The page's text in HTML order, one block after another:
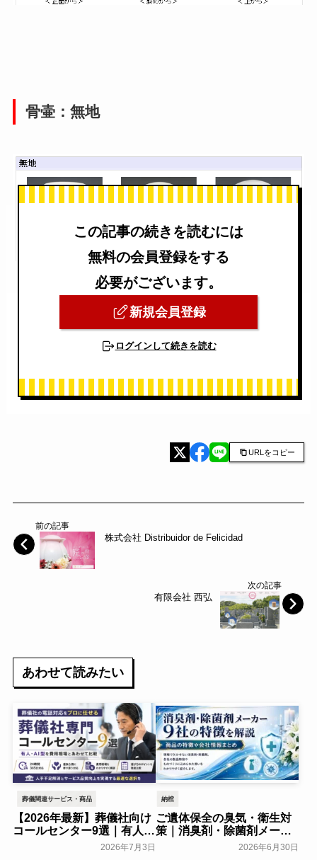
骨壷：無地
この記事の続きを読むには
無料の会員登録をする
必要がございます。
新規会員登録
ログインして続きを読む
URLをコピー
前の記事
株式会社 Distribuidor de Felicidad
次の記事
有限会社 西弘
あわせて読みたい
葬儀関連サービス・商品
【2026年最新】葬儀社向け
コールセンター9選｜有人・
AI型を費用相場とあわせて
2026年7月3日
納棺
ご遺体保全の臭気・衛生対
策｜消臭剤・除菌剤メーカ
ー9社の特徴を解説2026年6月30日